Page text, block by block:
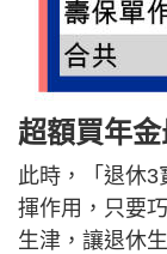
超額買年
此時，「退休
揮作用，只要
生津，讓退休